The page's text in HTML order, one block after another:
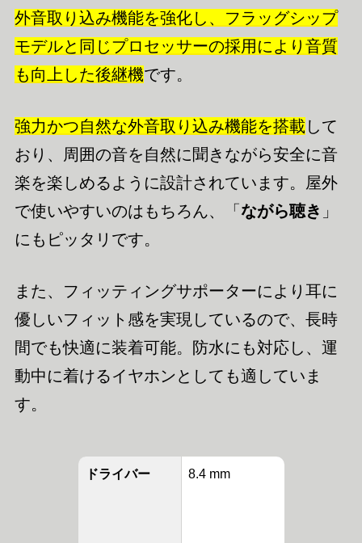
外音取り込み機能を強化し、フラッグシップ
モデルと同じプロセッサーの採用により音質
も向上した後継機です。
強力かつ自然な外音取り込み機能を搭載 して
おり、周囲の音を自然に聞きながら安全に音
楽を楽しめるように設計されています。屋外
で使いやすいのはもちろん、「 ながら聴き 」
にもピッタリです。
また、フィッティングサポーターにより耳に
優しいフィット感を実現しているので、長時
間でも快適に装着可能。防水にも対応し、運
動中に着けるイヤホンとしても適していま
す。
ドライバー 8.4 mm